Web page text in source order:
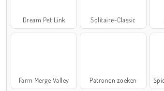
Dream Pet Link Solitaire-Classic
Farm Merge Valley Patronen zoeken